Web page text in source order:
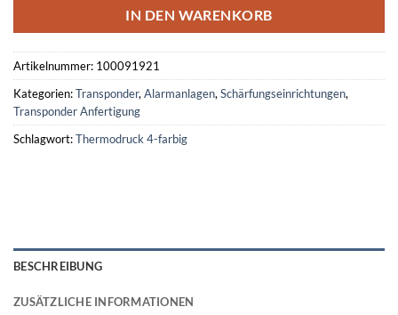
IN DEN WARENKORB
Artikelnummer: 100091921
Kategorien:Transponder, Alarmanlagen, Schärfungseinrichtungen,
Transponder Anfertigung
Schlagwort:Thermodruck 4-farbig
BESCHREIBUNG
ZUSÄTZLICHE INFORMATIONEN